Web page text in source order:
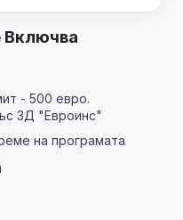
Включва
- 500 евро.
ЗД "Евроинс"
на програмата